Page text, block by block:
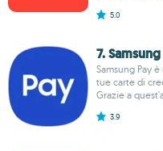
5.0
7.
Samsung Pay
tue carte di
Grazie a
3.9